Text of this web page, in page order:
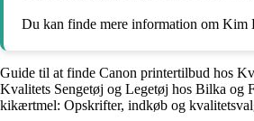
Du kan finde mere information om Kim
Guide til at finde Canon printertilbud hos
Kvalitets Sengetøj og Legetøj hos Bilka og
kikærtmel: Opskrifter, indkøb og